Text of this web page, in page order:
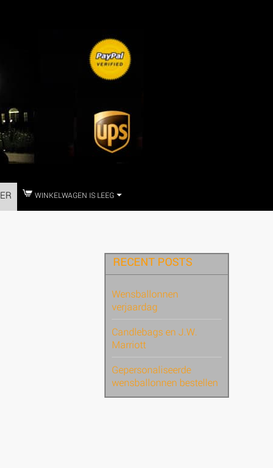
WINKELWAGEN IS LEEG
RECENT POSTS
Wensballonnen
verjaardag
Candlebags en J.W.
Marriott
Gepersonaliseerde
wensballonnen bestellen